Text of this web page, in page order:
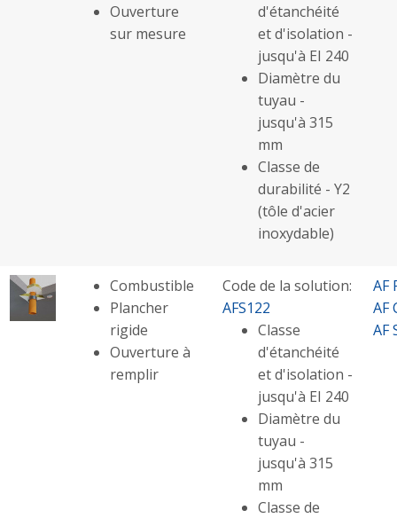
Ouverture
sur mesure
d'étanchéité
et d'isolation -
jusqu'à EI 240
Diamètre du
tuyau -
jusqu'à 315
mm
Classe de
durabilité - Y2
(tôle d'acier
inoxydable)
Combustible
Plancher
rigide
Ouverture à
remplir
Code de la solution:
AFS122
Classe
d'étanchéité
et d'isolation -
jusqu'à EI 240
Diamètre du
tuyau -
jusqu'à 315
mm
Classe de
AF
AF
AF